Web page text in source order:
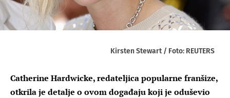
Kirsten Stewart / Foto: REUTERS
Catherine Hardwicke, redateljica popularne franšize,
otkrila je detalje o ovom događaju koji je oduševio